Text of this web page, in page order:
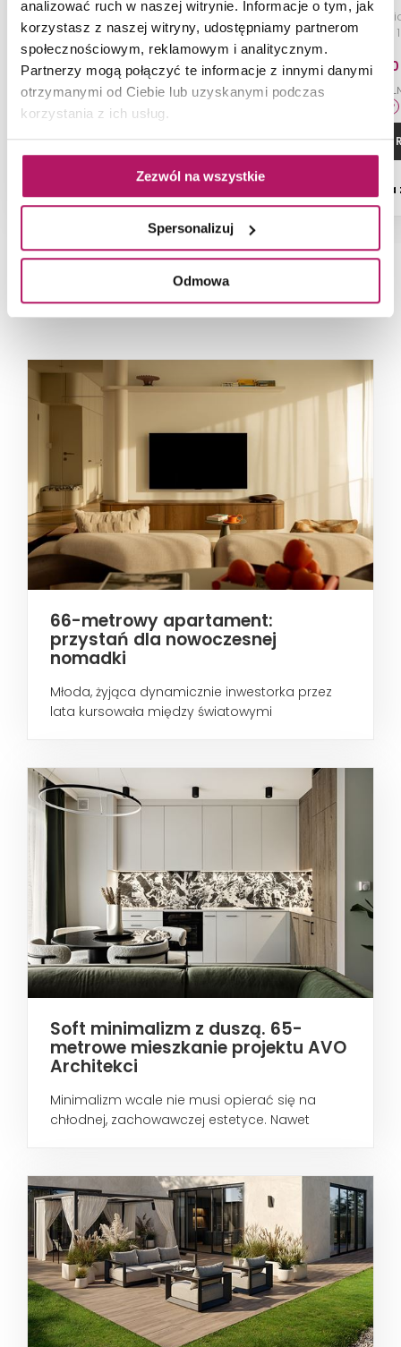
analizować ruch w naszej witrynie. Informacje o tym, jak
korzystasz z naszej witryny, udostępniamy partnerom
społecznościowym, reklamowym i analitycznym.
Partnerzy mogą połączyć te informacje z innymi danymi
otrzymanymi od Ciebie lub uzyskanymi podczas
korzystania z ich usług.
Zezwól na wszystkie
Spersonalizuj
Odmowa
Odwodnienie liniowe
przyścienne z rusztem
uniwersalnym, 110 cm, stal
szczotkowana
ZOBACZ PRODUKT
Odwodnienie
uniwersalnym,
696,20
-33% od 1 036,80
ZOBACZ
NAJNOWSZE ARTYKUŁY
66-metrowy apartament:
przystań dla nowoczesnej
nomadki
Młoda, żyjąca dynamicznie inwestorka przez
lata kursowała między światowymi
Soft minimalizm z duszą. 65-
metrowe mieszkanie projektu AVO
Architekci
Minimalizm wcale nie musi opierać się na
chłodnej, zachowawczej estetyce. Nawet